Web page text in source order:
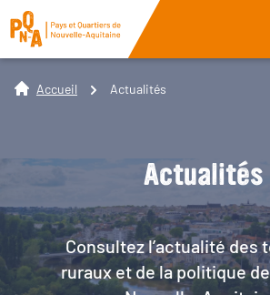
Accueil Actualités
Actualités
Consultez l’actualité des
ruraux et de la politique